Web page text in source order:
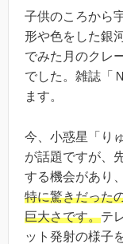
子供のころから
形や色をした銀
でみた月のクレ
でした。雑誌「
ます。
今、小惑星「り
が話題ですが、
する機会があり
特に驚きだった
巨大さです。テ
ット発射の様子